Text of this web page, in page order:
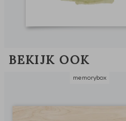
BEKIJK OOK
memorybox